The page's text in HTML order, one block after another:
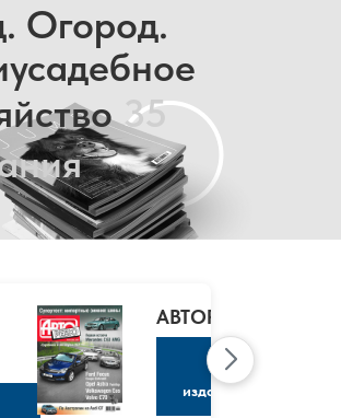
Огород.
35
АВТОРЕВЮ
К
изданию